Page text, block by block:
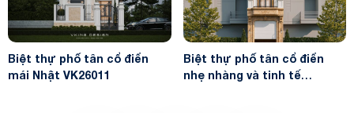
Biệt thự phố tân cổ điển
mái Nhật VK26011
Biệt thự phố tân cổ điển
nhẹ nhàng và tinh tế